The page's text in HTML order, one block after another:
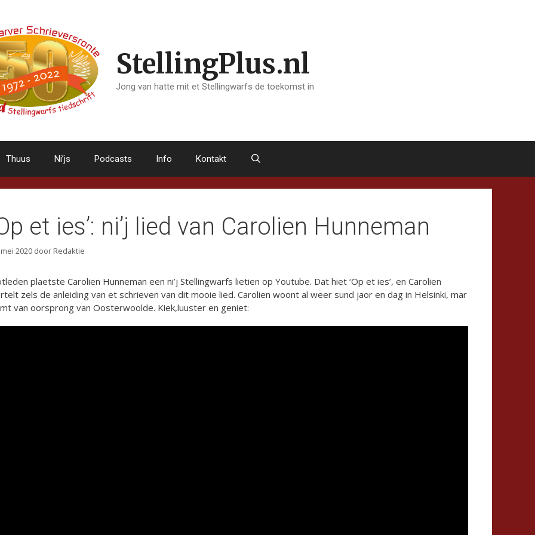
StellingPlus.nl
Jong van hatte mit et Stellingwarfs de toekomst in
Thuus Ni’js Podcasts Info Kontakt
et ies’: ni’j lied van Carolien Hunneman
2020 door Redaktie
plaetste Carolien Hunneman een ni’j Stellingwarfs lietien op Youtube. Dat hiet ‘Op et ies’, en Carolien
zels de anleiding van et schrieven van dit mooie lied. Carolien woont al weer sund jaor en dag in Helsinki, mar
van oorsprong van Oosterwoolde. Kiek,luuster en geniet: